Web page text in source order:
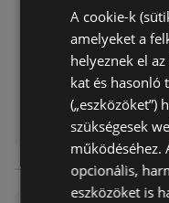
A cookie-k
amelyeket a
helyeznek el
kat és hasonló
(„eszközöket”)
szükségesek
működéséhez.
opcionális,
eszközöket is